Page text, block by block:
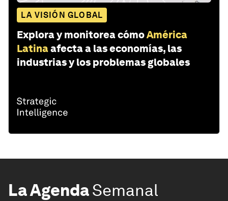
LA VISIÓN GLOBAL
Explora y monitorea cómoAmérica
Latinaafecta a las economías, las
industrias y los problemas globales
La AgendaSemanal